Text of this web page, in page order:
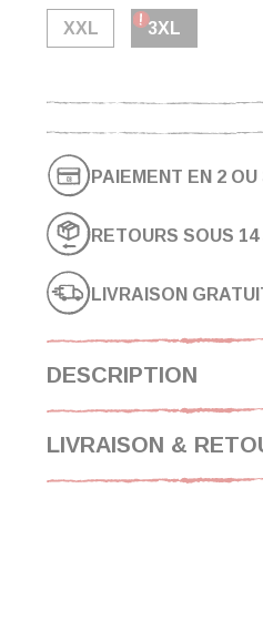
XXL 3XL
LIVRAISON
RETOURS SOUS 14
PAIEMENT EN 2
DESCRIPTION
LIVRAISON &